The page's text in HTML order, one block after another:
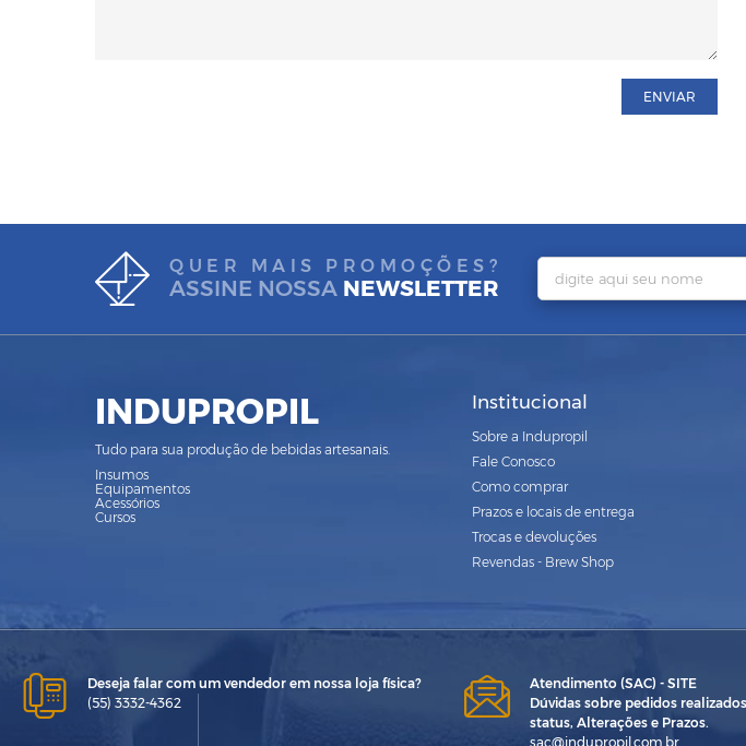
ENVIAR
QUER MAIS PROMOÇÕES?
ASSINE NOSSA NEWSLETTER
INDUPROPIL
Tudo para sua produção de bebidas artesanais.
Insumos
Equipamentos
Acessórios
Cursos
Institucional
Sobre a Indupropil
Fale Conosco
Como comprar
Prazos e locais de entrega
Trocas e devoluções
Revendas - Brew Shop
Deseja falar com um vendedor em nossa loja física?
(55) 3332-4362
Atendimento (SAC) - SITE
Dúvidas sobre pedidos
status, Alterações e Prazos.
sac@indupropil.com.br